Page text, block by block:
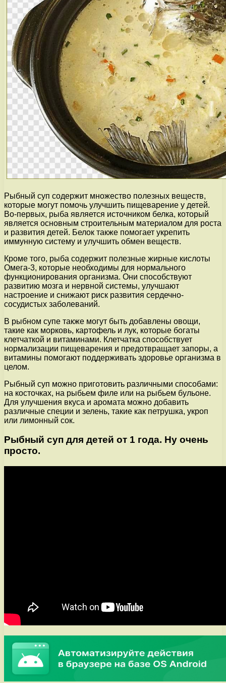
Рыбный суп содержит множество полезных веществ,
которые могут помочь улучшить пищеварение у детей.
Во-первых, рыба является источником белка, который
является основным строительным материалом для роста
и развития детей. Белок также помогает укрепить
иммунную систему и улучшить обмен веществ.
Кроме того, рыба содержит полезные жирные кислоты
Омега-3, которые необходимы для нормального
функционирования организма. Они способствуют
развитию мозга и нервной системы, улучшают
настроение и снижают риск развития сердечно-
сосудистых заболеваний.
В рыбном супе также могут быть добавлены овощи,
такие как морковь, картофель и лук, которые богаты
клетчаткой и витаминами. Клетчатка способствует
нормализации пищеварения и предотвращает запоры, а
витамины помогают поддерживать здоровье организма в
целом.
Рыбный суп можно приготовить различными способами:
на косточках, на рыбьем филе или на рыбьем бульоне.
Для улучшения вкуса и аромата можно добавить
различные специи и зелень, такие как петрушка, укроп
или лимонный сок.
Рыбный суп для детей от 1 года. Ну очень
просто.